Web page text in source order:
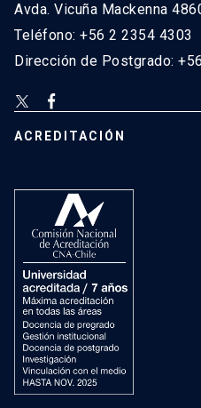
Avda. Vicuña Mackenna
Teléfono: +56 2 2354 4303
Dirección de Postgrado:
ACREDITACIÓN